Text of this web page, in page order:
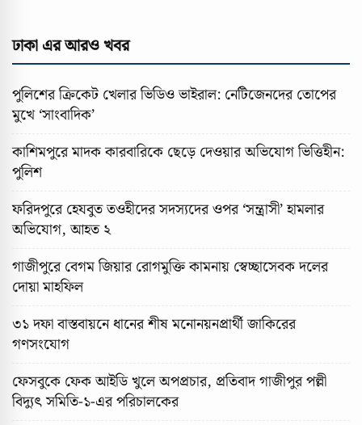
ঢাকা এর আরও খবর
পুলিশের ক্রিকেট খেলার ভিডিও ভাইরাল: নেটিজেনদের তোপের
মুখে ‘সাংবাদিক’
কাশিমপুরে মাদক কারবারিকে ছেড়ে দেওয়ার অভিযোগ ভিত্তিহীন:
পুলিশ
ফরিদপুরে হেযবুত তওহীদের সদস্যদের ওপর ‘সন্ত্রাসী’ হামলার
অভিযোগ, আহত ২
গাজীপুরে বেগম জিয়ার রোগমুক্তি কামনায় স্বেচ্ছাসেবক দলের
দোয়া মাহফিল
৩১ দফা বাস্তবায়নে ধানের শীষ মনোনয়নপ্রার্থী জাকিরের
গণসংযোগ
ফেসবুকে ফেক আইডি খুলে অপপ্রচার, প্রতিবাদ গাজীপুর পল্লী
বিদ্যুৎ সমিতি-১-এর পরিচালকের